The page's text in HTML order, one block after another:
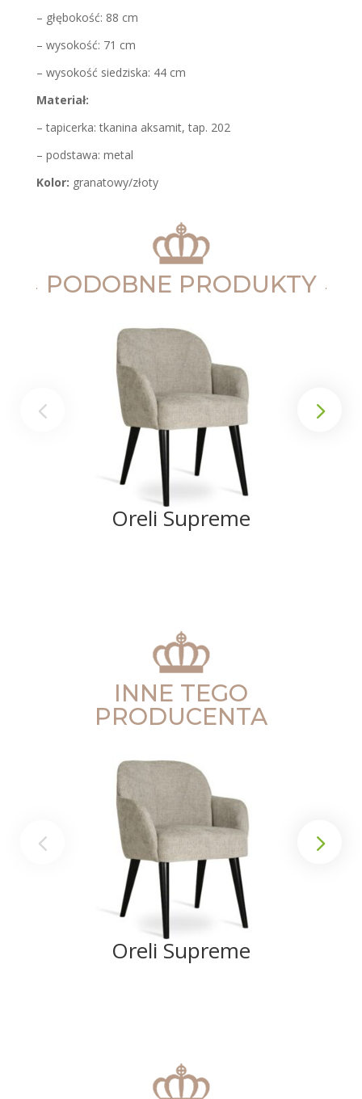
– głębokość: 88 cm
– wysokość: 71 cm
– wysokość siedziska: 44 cm
Materiał:
– tapicerka: tkanina aksamit, tap. 202
– podstawa: metal
Kolor: granatowy/złoty
PODOBNE PRODUKTY
Oreli Supreme
INNE TEGO
PRODUCENTA
Oreli Supreme